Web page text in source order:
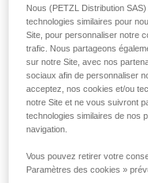
la
de la
Nous
liées à votre
que nous ne
Nous (PETZL Distribution
technologies similaires pour
Site, pour personnaliser notre
trafic. Nous partageons
sur notre Site, avec nos
sociaux afin de personnaliser
acceptez, nos cookies et/ou
notre Site et ne vous suivront
technologies similaires de nos
navigation.
Vous pouvez retirer votre
Paramètres des cookies »